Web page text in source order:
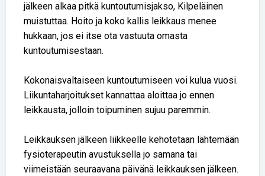
jälkeen alkaa pitkä kuntoutumisjakso, Kilpeläinen
muistuttaa. Hoito ja koko kallis leikkaus menee
hukkaan, jos ei itse ota vastuuta omasta
kuntoutumisestaan.
Kokonaisvaltaiseen kuntoutumiseen voi kulua vuosi.
Liikuntaharjoitukset kannattaa aloittaa jo ennen
leikkausta, jolloin toipuminen sujuu paremmin.
Leikkauksen jälkeen liikkeelle kehotetaan lähtemään
fysioterapeutin avustuksella jo samana tai
viimeistään seuraavana päivänä leikkauksen jälkeen.